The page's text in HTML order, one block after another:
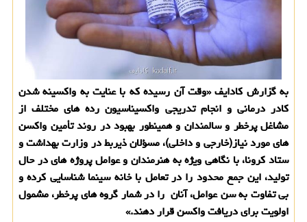
به گزارش کادایف «وقت آن رسیده که با عنایت به واکسینه شدن
کادر درمانی و انجام تدریجی واکسیناسیون رده های مختلف از
مشاغل پرخطر و سالمندان و همینطور بهبود در روند تأمین واکسن
های مورد نیاز(خارجی و داخلی)، مسؤلان ذیربط در وزارت بهداشت و
ستاد کرونا، با نگاهی ویژه به هنرمندان و عوامل پروژه های در حال
تولید، این جمع محدود را در تعامل با خانه سینما شناسایی کرده و
بی تفاوت به سن عوامل، آنان را در شمار گروه های پرخطر، مشمول
اولویت برای دریافت واکسن قرار دهند.»